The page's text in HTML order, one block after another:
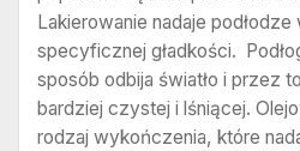
Lakierowanie nadaje
specyficznej gładkości.
sposób odbija światło i przez
bardziej czystej i lśniącej.
rodzaj wykończenia, które